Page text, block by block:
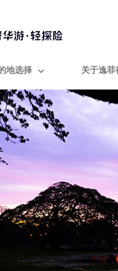
地选择 关于逸菲